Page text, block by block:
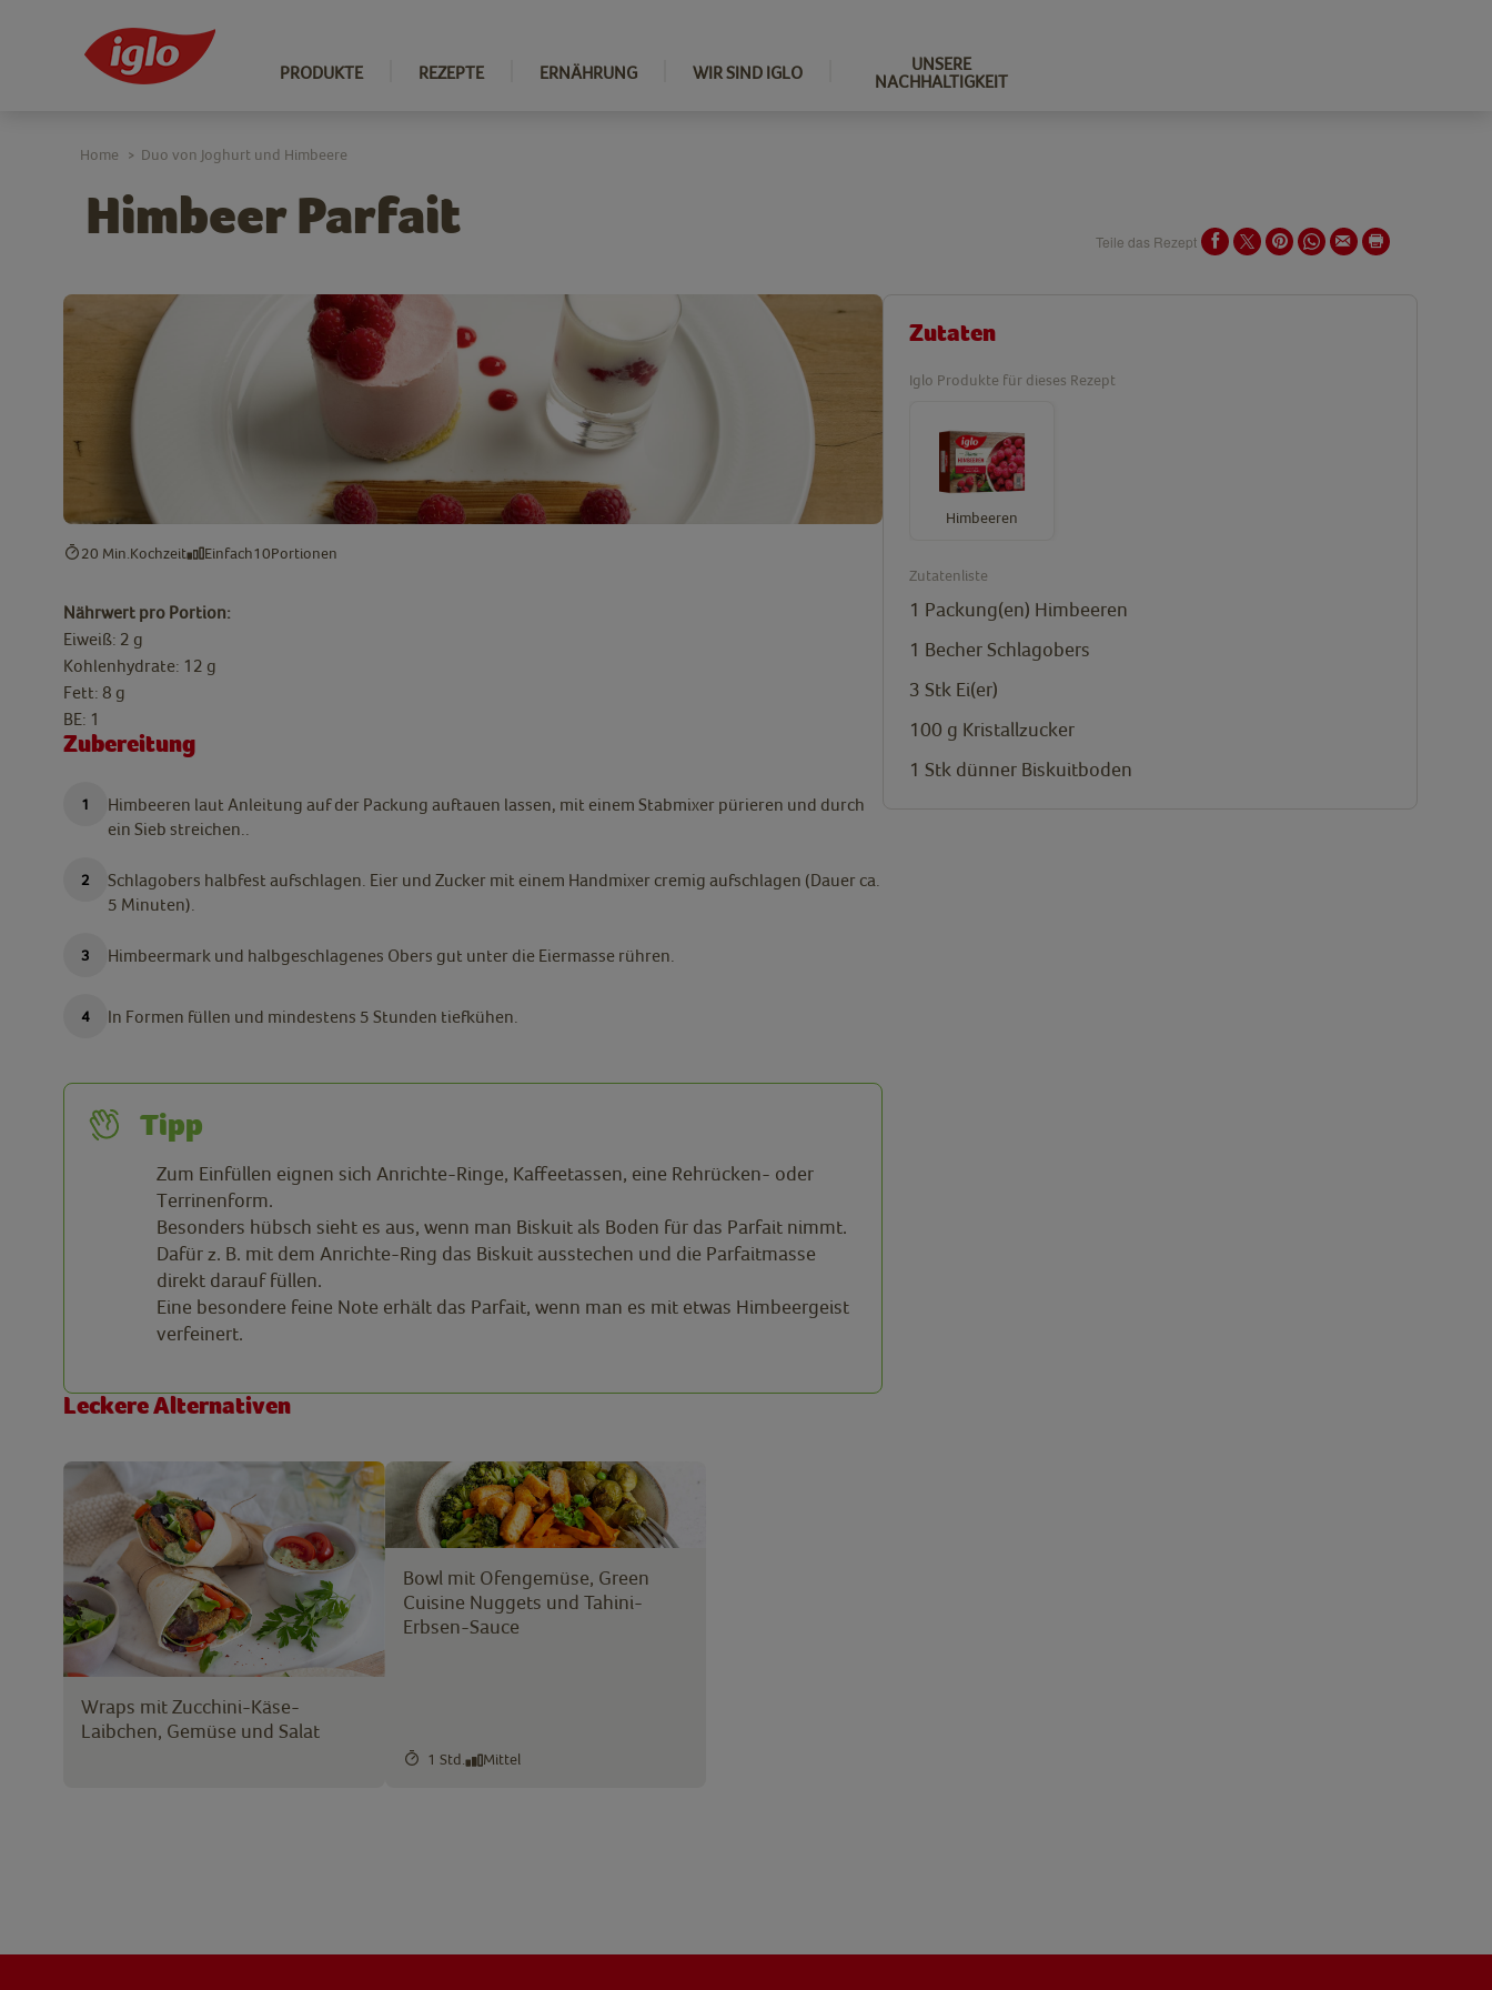
PRODUKTE REZEPTE ERNÄHRUNG WIR SIND IGLO
UNSERE
NACHHALTIGKEIT
Himbeer Parfait Teile das Rezept
Home > Duo von Joghurt und Himbeere
20 Min. Kochzeit Einfach10Portionen
Nährwert pro Portion:
Eiweiß: 2 g
Kohlenhydrate: 12 g
Fett: 8 g
BE: 1
Zubereitung
Himbeeren laut Anleitung auf der Packung auftauen lassen, mit einem Stabmixer pürieren und durch
ein Sieb streichen..
Schlagobers halbfest aufschlagen. Eier und Zucker mit einem Handmixer cremig aufschlagen (Dauer ca.
5 Minuten).
Himbeermark und halbgeschlagenes Obers gut unter die Eiermasse rühren.
In Formen füllen und mindestens 5 Stunden tiefkühen.
Tipp
Zum Einfüllen eignen sich Anrichte-Ringe, Kaffeetassen, eine Rehrücken- oder
Terrinenform.
Besonders hübsch sieht es aus, wenn man Biskuit als Boden für das Parfait nimmt.
Dafür z. B. mit dem Anrichte-Ring das Biskuit ausstechen und die Parfaitmasse
direkt darauf füllen.
Eine besondere feine Note erhält das Parfait, wenn man es mit etwas Himbeergeist
verfeinert.
Zutaten
Iglo Produkte für dieses Rezept
Himbeeren
Zutatenliste
1 Packung(en) Himbeeren
1 BecherSchlagobers
3 Stk Ei(er)
100 g Kristallzucker
1 Stk dünner Biskuitboden
Leckere Alternativen
Wraps mit Zucchini-Käse-
Laibchen, Gemüse und Salat
Bowl mit Ofengemüse, Green
Cuisine Nuggets und Tahini-
Erbsen-Sauce
1 Std. Mittel